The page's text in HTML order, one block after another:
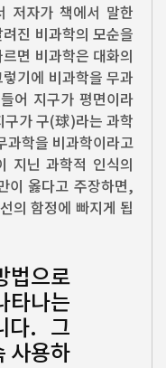
저자가 책에서 말한
진 비과학의 모순을
면 비과학은 대화의
기에 비과학을 무과
어 지구가 평면이라
가 구(球)라는 과학
과학을 비과학이라고
지닌 과학적 인식의
이 옳다고 주장하면,
의 함정에 빠지게 됩
법으로
타나는
다. 그
사용하